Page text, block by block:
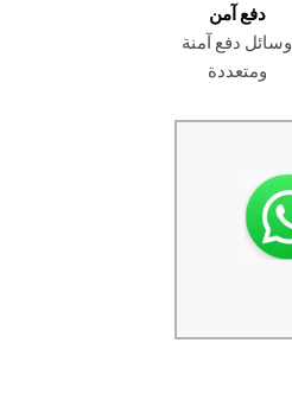
دفع آمن
وسائل دفع آمنة
ومتعددة